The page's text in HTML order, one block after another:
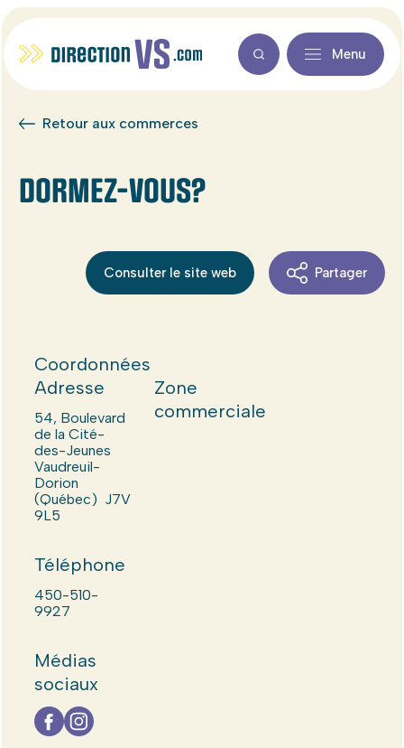
Menu
Retour aux commerces
DORMEZ-VOUS?
Consulter le site web Partager
Coordonnées
Adresse
54, Boulevard
de la Cité-
des-Jeunes
Vaudreuil-
Dorion
(Québec) J7V
9L5
Téléphone
450-510-
9927
Médias
sociaux
Zone
commerciale